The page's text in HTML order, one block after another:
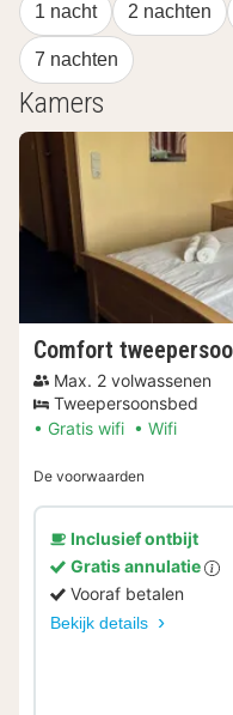
1 nacht 2 nachten
7 nachten
Kamers
Comfort
Max. 2 volwassenen
Tweepersoonsbed
Gratis wifi
Wifi
De voorwaarden
Inclusief ontbijt
Gratis annulatie
Vooraf betalen
Bekijk details